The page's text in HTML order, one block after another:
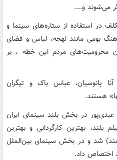
می‌شوند و....
در استفاده از ستاره‌های سینما و
بومی مانند لهجه، لباس و فضای
محرومیت‌های مردم این خطه ، بر
پانوسیان، عباس باک و تیگران
هستند.
در بخش بلند سینمای ایران
بلند، بهترین کارگردانی و بهترین
شد و در بخش سینمای بین‌الملل
اختصاص داد.